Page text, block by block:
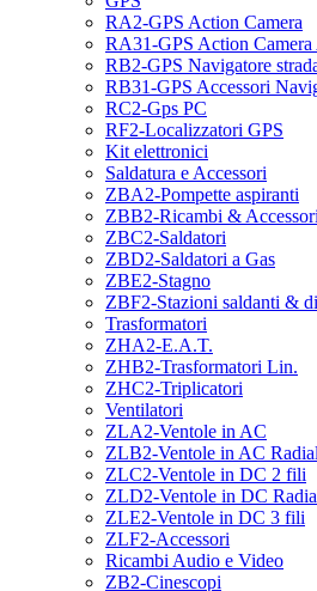
RA2-GPS Action Camera
RA31-GPS Action Camera
RB2-GPS Navigatore
RB31-GPS Accessori
RC2-Gps PC
RF2-Localizzatori GPS
Kit elettronici
Saldatura e Accessori
ZBA2-Pompette aspiranti
ZBB2-Ricambi & Accessori
ZBC2-Saldatori
ZBD2-Saldatori a Gas
ZBE2-Stagno
ZBF2-Stazioni saldanti &
Trasformatori
ZHA2-E.A.T.
ZHB2-Trasformatori Lin.
ZHC2-Triplicatori
Ventilatori
ZLA2-Ventole in AC
ZLB2-Ventole in AC
ZLC2-Ventole in DC 2 fili
ZLD2-Ventole in DC
ZLE2-Ventole in DC 3 fili
ZLF2-Accessori
Ricambi Audio e Video
ZB2-Cinescopi